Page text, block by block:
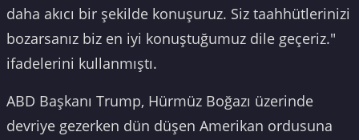
daha akıcı bir şekilde konuşuruz. Siz taahhütlerinizi
bozarsanız biz en iyi konuştuğumuz dile geçeriz."
ifadelerini kullanmıştı.
ABD Başkanı Trump, Hürmüz Boğazı üzerinde
devriye gezerken dün düşen Amerikan ordusuna